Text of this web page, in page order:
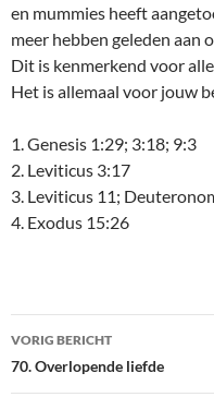
en mummies heeft
meer hebben geleden aan
Dit is kenmerkend voor
Het is allemaal voor jouw
1. Genesis 1:29; 3:18; 9:3
2. Leviticus 3:17
3. Leviticus 11;
4. Exodus 15:26
Bericht
navigatie
VORIG BERICHT
70. Overlopende liefde